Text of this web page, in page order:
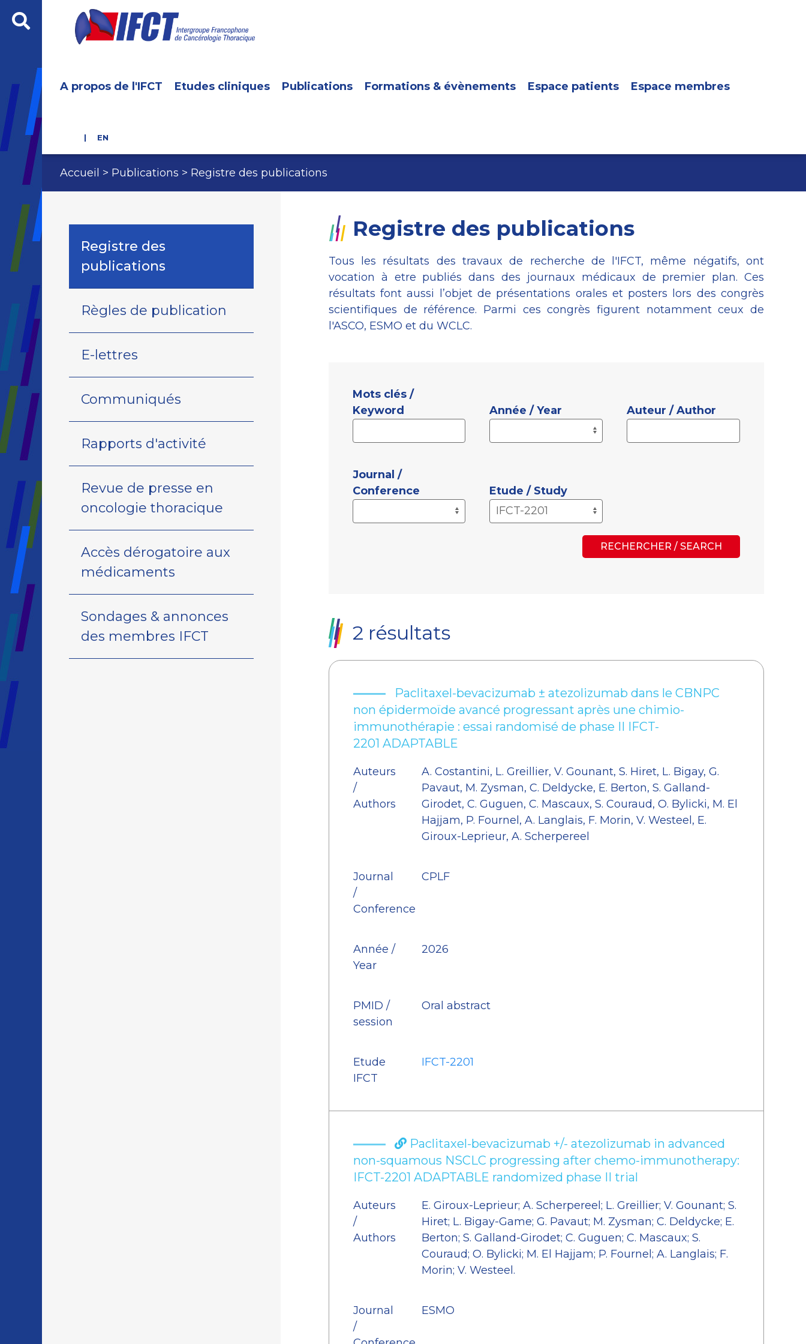
A propos de l'IFCT Etudes cliniques Publications Formations & évènements Espace patients Espace membres
EN
Accueil Publications Registre des publications
Registre des
publications
Règles de publication
E-lettres
Communiqués
Rapports d'activité
Revue de presse en
oncologie thoracique
Accès dérogatoire aux
médicaments
Sondages & annonces
des membres IFCT
Registre des publications
Tous les résultats des travaux de recherche de l'IFCT, même négatifs, ont
vocation à etre publiés dans des journaux médicaux de premier plan. Ces
résultats font aussi l’objet de présentations orales et posters lors des congrès
scientifiques de référence. Parmi ces congrès figurent notamment ceux de
l'ASCO, ESMO et du WCLC.
Mots clés /
Keyword
Année / Year Auteur / Author
Journal /
Conference
Etude / Study
RECHERCHER / SEARCH
2 résultats
Paclitaxel-bevacizumab ± atezolizumab dans le CBNPC
non épidermoïde avancé progressant après une chimio-
immunothérapie : essai randomisé de phase II IFCT-
2201 ADAPTABLE
Auteurs
/
Authors
A. Costantini, L. Greillier, V. Gounant, S. Hiret, L. Bigay, G.
Pavaut, M. Zysman, C. Deldycke, E. Berton, S. Galland-
Girodet, C. Guguen, C. Mascaux, S. Couraud, O. Bylicki, M. El
Hajjam, P. Fournel, A. Langlais, F. Morin, V. Westeel, E.
Giroux-Leprieur, A. Scherpereel
Journal
/
Conference
CPLF
Année /
Year
2026
PMID /
session
Oral abstract
Etude
IFCT
IFCT-2201
Paclitaxel-bevacizumab +/- atezolizumab in advanced
non-squamous NSCLC progressing after chemo-immunotherapy:
IFCT-2201 ADAPTABLE randomized phase II trial
Auteurs
/
Authors
E. Giroux-Leprieur; A. Scherpereel; L. Greillier; V. Gounant; S.
Hiret; L. Bigay-Game; G. Pavaut; M. Zysman; C. Deldycke; E.
Berton; S. Galland-Girodet; C. Guguen; C. Mascaux; S.
Couraud; O. Bylicki; M. El Hajjam; P. Fournel; A. Langlais; F.
Morin; V. Westeel.
Journal
/
ESMO